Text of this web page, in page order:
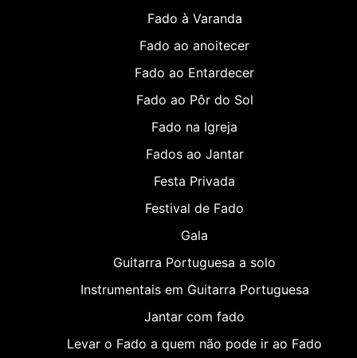
Fado à Varanda
Fado ao anoitecer
Fado ao Entardecer
Fado ao Pôr do Sol
Fado na Igreja
Fados ao Jantar
Festa Privada
Festival de Fado
Gala
Guitarra Portuguesa a solo
Instrumentais em Guitarra Portuguesa
Jantar com fado
Levar o Fado a quem não pode ir ao Fado